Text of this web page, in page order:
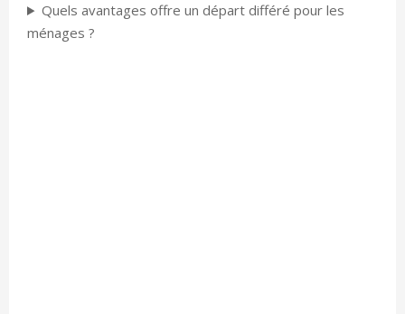
Quels avantages offre un départ différé pour les
ménages ?